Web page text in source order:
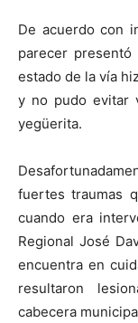
De acuerdo con
parecer
estado de la vía
y no pudo evitar
yegüerita.
fuertes traumas
cuando era
Regional José
encuentra en
resultaron
cabecera